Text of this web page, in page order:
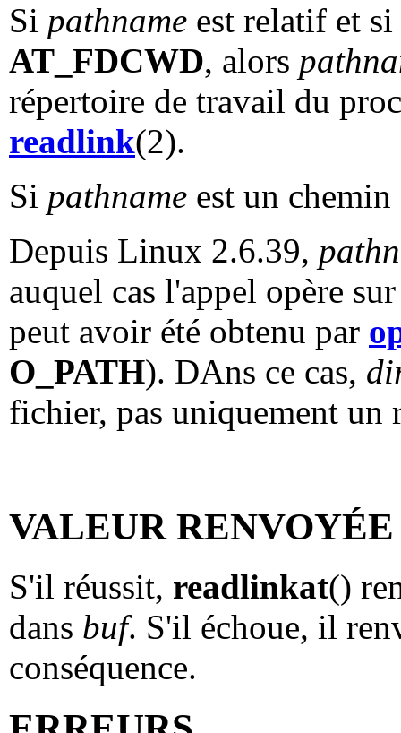
Si pathname est relatif et si
AT_FDCWD, alors
répertoire de travail du
readlink(2).
Si pathname est un
Depuis Linux 2.6.39,
auquel cas l'appel opère
peut avoir été obtenu par
O_PATH). DAns ce cas,
fichier, pas uniquement un
VALEUR RENVOYÉE
S'il réussit, readlinkat()
dans buf. S'il échoue, il
conséquence.